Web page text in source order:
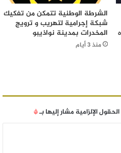
الشرطة الوطنية تتمكن من تفكيك
شبكة إجرامية لتهريب و ترويج
المخدرات بمدينة نواذيبو
منذ 3 أيام
الحقول الإلزامية مشار إليها بـ*